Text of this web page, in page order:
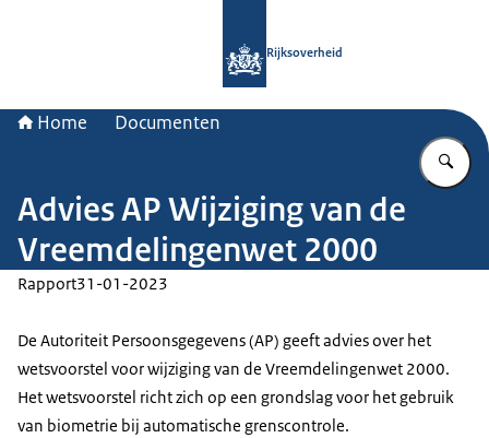
Rijksoverheid
Home Documenten
Advies AP Wijziging van de
Vreemdelingenwet 2000
Rapport31-01-2023
De Autoriteit Persoonsgegevens (AP) geeft advies over het
wetsvoorstel voor wijziging van de Vreemdelingenwet 2000.
Het wetsvoorstel richt zich op een grondslag voor het gebruik
van biometrie bij automatische grenscontrole.